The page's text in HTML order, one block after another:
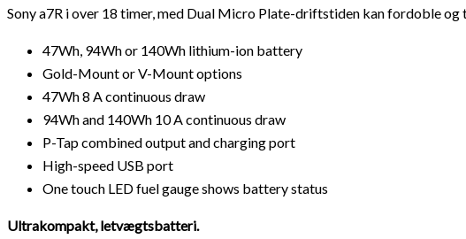
Sony a7R i over 18 timer, med Dual Micro Plate-driftstiden kan fordoble
47Wh, 94Wh or 140Wh lithium-ion battery
Gold-Mount or V-Mount options
47Wh 8 A continuous draw
94Wh and 140Wh 10 A continuous draw
P-Tap combined output and charging port
High-speed USB port
One touch LED fuel gauge shows battery status
Ultrakompakt, letvægtsbatteri.